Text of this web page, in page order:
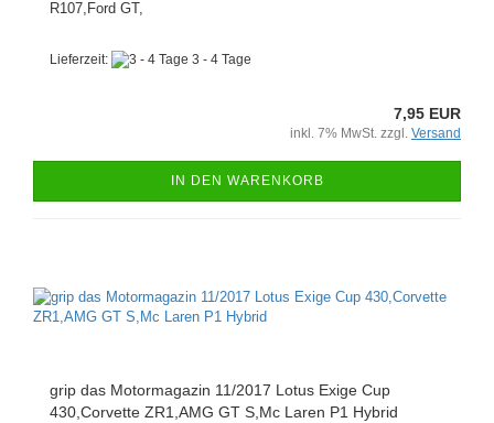
R107,Ford GT,
Lieferzeit: 3 - 4 Tage
7,95 EUR
inkl. 7% MwSt. zzgl. Versand
IN DEN WARENKORB
grip das Motormagazin 11/2017 Lotus Exige Cup
430,Corvette ZR1,AMG GT S,Mc Laren P1 Hybrid